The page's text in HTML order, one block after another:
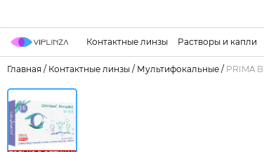
Контактные линзы Растворы и капли
Главная / Контактные линзы / Мультифокальные / PRIMA